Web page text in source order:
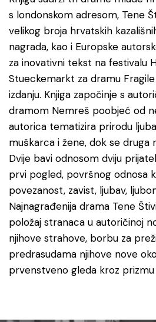
s londonskom adresom, Tene
velikog broja hrvatskih
nagrada, kao i Europske
za inovativni tekst na festivalu
Stueckemarkt za dramu
izdanju. Knjiga započinje s
dramom Nemreš poobjeć od
autorica tematizira prirodu
muškarca i žene, dok se druga
Dvije bavi odnosom dviju
prvi pogled, površnog odnosa
povezanost, zavist, ljubav,
Najnagrađenija drama Tene
položaj stranaca u autoričinoj
njihove strahove, borbu za
predrasudama njihove nove
prvenstveno gleda kroz prizmu